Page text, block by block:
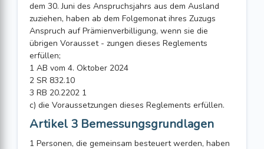
dem 30. Juni des Anspruchsjahrs aus dem Ausland
zuziehen, haben ab dem Folgemonat ihres Zuzugs
Anspruch auf Prämienverbilligung, wenn sie die
übrigen Vorausset - zungen dieses Reglements
erfüllen;
1 AB vom 4. Oktober 2024
2 SR 832.10
3 RB 20.2202 1
c) die Voraussetzungen dieses Reglements erfüllen.
Artikel 3 Bemessungsgrundlagen
1 Personen, die gemeinsam besteuert werden, haben